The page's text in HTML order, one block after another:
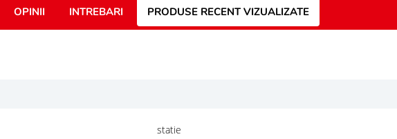
OPINII INTREBARI PRODUSE RECENT VIZUALIZATE
statie